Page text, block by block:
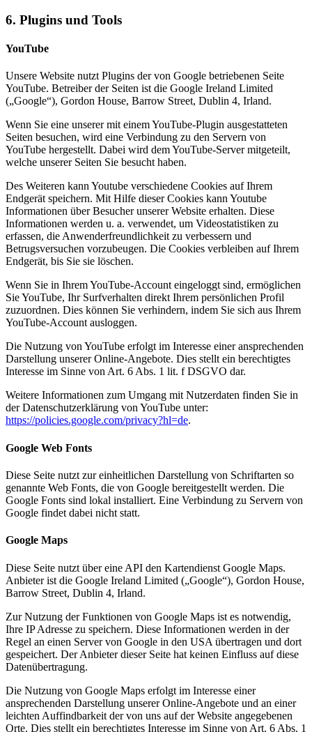
6. Plugins und Tools
YouTube
Unsere Website nutzt Plugins der von Google betriebenen Seite
YouTube. Betreiber der Seiten ist die Google Ireland Limited
(„Google“), Gordon House, Barrow Street, Dublin 4, Irland.
Wenn Sie eine unserer mit einem YouTube-Plugin ausgestatteten
Seiten besuchen, wird eine Verbindung zu den Servern von
YouTube hergestellt. Dabei wird dem YouTube-Server mitgeteilt,
welche unserer Seiten Sie besucht haben.
Des Weiteren kann Youtube verschiedene Cookies auf Ihrem
Endgerät speichern. Mit Hilfe dieser Cookies kann Youtube
Informationen über Besucher unserer Website erhalten. Diese
Informationen werden u. a. verwendet, um Videostatistiken zu
erfassen, die Anwenderfreundlichkeit zu verbessern und
Betrugsversuchen vorzubeugen. Die Cookies verbleiben auf Ihrem
Endgerät, bis Sie sie löschen.
Wenn Sie in Ihrem YouTube-Account eingeloggt sind, ermöglichen
Sie YouTube, Ihr Surfverhalten direkt Ihrem persönlichen Profil
zuzuordnen. Dies können Sie verhindern, indem Sie sich aus Ihrem
YouTube-Account ausloggen.
Die Nutzung von YouTube erfolgt im Interesse einer ansprechenden
Darstellung unserer Online-Angebote. Dies stellt ein berechtigtes
Interesse im Sinne von Art. 6 Abs. 1 lit. f DSGVO dar.
Weitere Informationen zum Umgang mit Nutzerdaten finden Sie in
der Datenschutzerklärung von YouTube unter:
https://policies.google.com/privacy?hl=de.
Google Web Fonts
Diese Seite nutzt zur einheitlichen Darstellung von Schriftarten so
genannte Web Fonts, die von Google bereitgestellt werden. Die
Google Fonts sind lokal installiert. Eine Verbindung zu Servern von
Google findet dabei nicht statt.
Google Maps
Diese Seite nutzt über eine API den Kartendienst Google Maps.
Anbieter ist die Google Ireland Limited („Google“), Gordon House,
Barrow Street, Dublin 4, Irland.
Zur Nutzung der Funktionen von Google Maps ist es notwendig,
Ihre IP Adresse zu speichern. Diese Informationen werden in der
Regel an einen Server von Google in den USA übertragen und dort
gespeichert. Der Anbieter dieser Seite hat keinen Einfluss auf diese
Datenübertragung.
Die Nutzung von Google Maps erfolgt im Interesse einer
ansprechenden Darstellung unserer Online-Angebote und an einer
leichten Auffindbarkeit der von uns auf der Website angegebenen
Orte. Dies stellt ein berechtigtes Interesse im Sinne von Art. 6 Abs. 1